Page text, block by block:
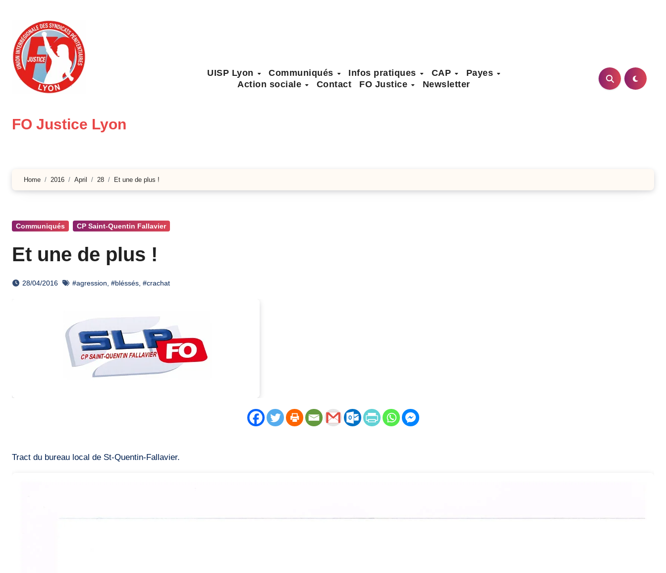
content
FO Justice Lyon
UISP Lyon Communiqués Infos pratiques CAP
Payes
Action sociale
Contact FO Justice Newsletter
Home 2016 April 28 Et une de plus !
Communiqués CP Saint-Quentin Fallavier
Et une de plus !
28/04/2016 #agression #bléssés #crachat
Tract du bureau local de St-Quentin-Fallavier.